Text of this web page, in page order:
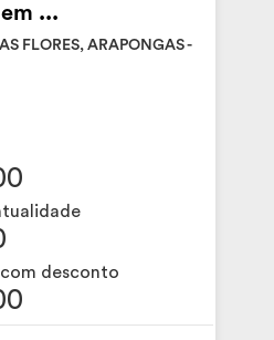
...
FLORES, ARAPONGAS -
desconto